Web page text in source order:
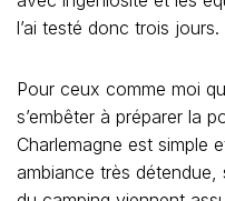
l’ai testé donc trois jours.
Pour ceux comme moi
s’embêter à préparer la
Charlemagne est simple
ambiance très